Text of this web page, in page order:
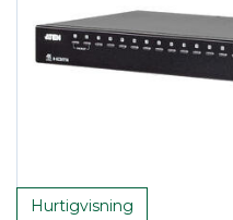
Hurtigvisning